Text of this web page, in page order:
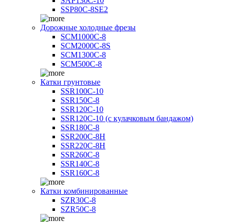
SSP80C-8SE2
Дорожные холодные фрезы
SCM1000C-8
SCM2000C-8S
SCM1300C-8
SCM500C-8
Катки грунтовые
SSR100C-10
SSR150C-8
SSR120C-10
SSR120C-10 (с кулачковым бандажом)
SSR180C-8
SSR200C-8H
SSR220C-8H
SSR260C-8
SSR140C-8
SSR160C-8
Катки комбинированные
SZR30C-8
SZR50C-8